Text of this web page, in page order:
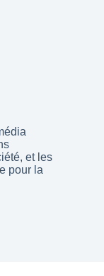
et les
pour la